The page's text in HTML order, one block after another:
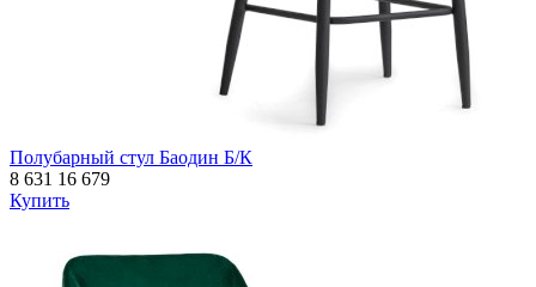
Полубарный стул Баодин Б/К
8 631 16 679
Купить